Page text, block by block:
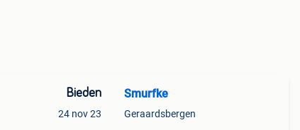
Bieden
24 nov 23
Smurfke
Geraardsbergen